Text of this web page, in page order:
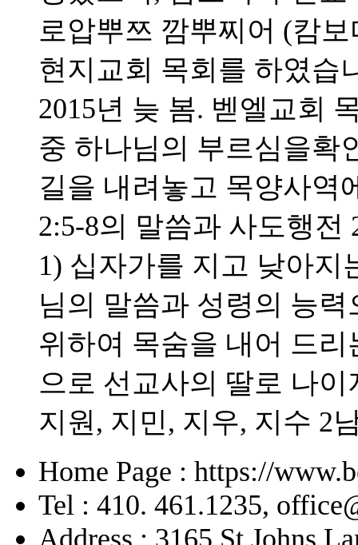
로압뿌쯔 깜뿌찌어 (캄
현지교회 목회를 하였습
2015년 늦 봄. 벧엘교회
중 하나님의 부르심을확
길을 내려놓고 목양사역
2:5-8의 말씀과 사도행전
1) 십자가를 지고 낮아지
님의 말씀과 성령의 능
위하여 목숨을 내어 드
으로 선교사의 딸로 나
지원, 지민, 지우, 지수 2
Home Page : https://
Tel : 410. 461.1235,